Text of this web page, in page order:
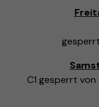
C1 gesperrt